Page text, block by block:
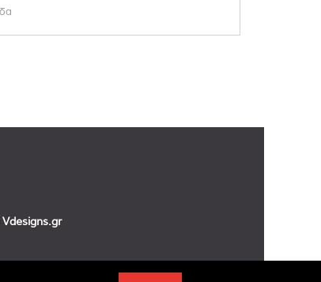
Vdesigns.gr